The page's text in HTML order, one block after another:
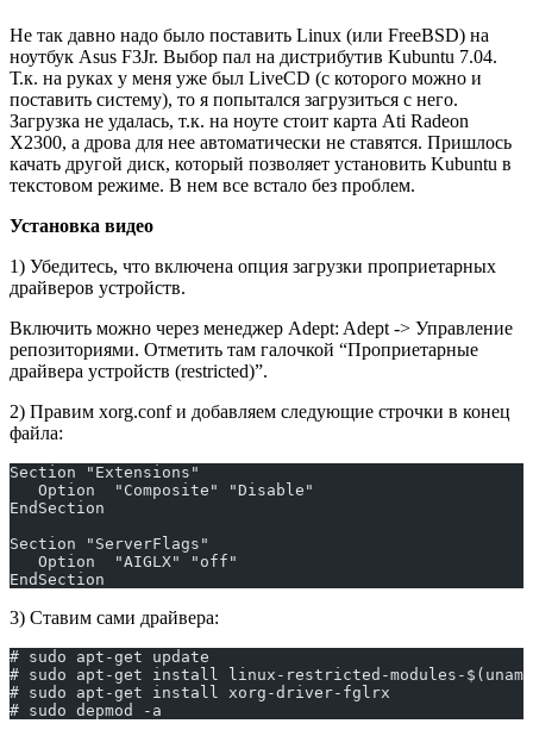
Не так давно надо было поставить Linux (или FreeBSD) на
ноутбук Asus F3Jr. Выбор пал на дистрибутив Kubuntu 7.04.
Т.к. на руках у меня уже был LiveCD (с которого можно и
поставить систему), то я попытался загрузиться с него.
Загрузка не удалась, т.к. на ноуте стоит карта Ati Radeon
X2300, а дрова для нее автоматически не ставятся. Пришлось
качать другой диск, который позволяет установить Kubuntu в
текстовом режиме. В нем все встало без проблем.
Установка видео
1) Убедитесь, что включена опция загрузки проприетарных
драйверов устройств.
Включить можно через менеджер Adept: Adept -> Управление
репозиториями. Отметить там галочкой “Проприетарные
драйвера устройств (restricted)”.
2) Правим xorg.conf и добавляем следующие строчки в конец
файла:
Section "Extensions"
   Option  "Composite" "Disable"
EndSection
Section "ServerFlags"
   Option  "AIGLX" "off"
EndSection
3) Ставим сами драйвера:
# sudo apt-get update
# sudo apt-get install linux-restricted-modules-
# sudo apt-get install xorg-driver-fglrx
# sudo depmod -a